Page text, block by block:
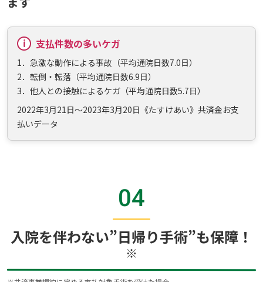
支払件数の多いケガ
1．急激な動作による事故（平均通院日数7.0日）
2．転倒・転落（平均通院日数6.9日）
3．他人との接触によるケガ（平均通院日数5.7日）
2022年3月21日～2023年3月20日《たすけあい》共済金お支
払いデータ
04
入院を伴わない”日帰り手術”も保障！
※